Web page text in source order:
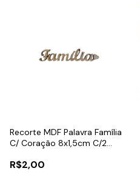
Recorte MDF Palavra Família
C/ Coração 8x1,5cm C/2
R$2,00